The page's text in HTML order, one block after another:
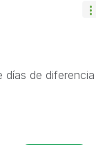
días de diferencia